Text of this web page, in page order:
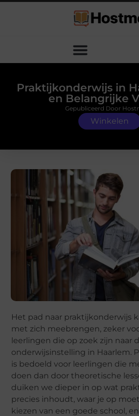
Praktijkonderwijs in
en Belangrijke
Winkelen
Gepubliceerd Door
Het pad naar praktijkonderwijs
met zich meebrengen, zeker
leerlingen die op zoek zijn naar
onderwijsinstelling in Haarlem.
is bedoeld voor leerlingen die
doen dan door theoretische
duiken we dieper in op wat
precies inhoudt, waar je op
kiezen van een goede school,